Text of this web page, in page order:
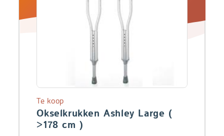
Okselkrukken Ashley Large (
>178 cm )
Te koop